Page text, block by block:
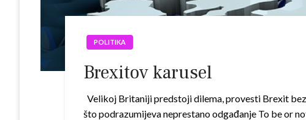
POLITIKA
Brexitov karusel
Velikoj Britaniji predstoji dilema, provesti Brexit
što podrazumijeva neprestano odgađanje To be or